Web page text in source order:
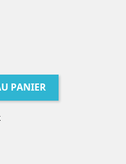
PANIER